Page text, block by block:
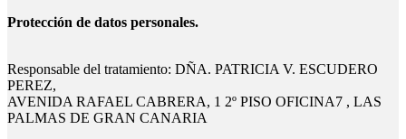
Protección de datos personales.
Responsable del tratamiento: DÑA. PATRICIA V. ESCUDERO
PEREZ,
AVENIDA RAFAEL CABRERA, 1 2º PISO OFICINA7 , LAS
PALMAS DE GRAN CANARIA